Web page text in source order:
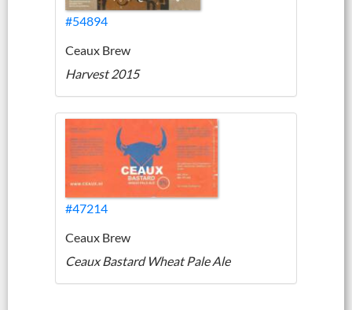
#54894
Ceaux Brew
Harvest 2015
#47214
Ceaux Brew
Ceaux Bastard Wheat Pale Ale